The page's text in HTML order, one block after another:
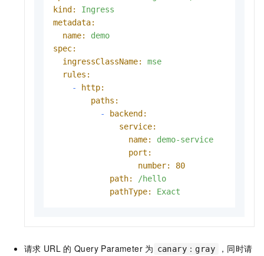
kind:
Ingress
metadata:
name:
demo
spec:
ingressClassName:
mse
rules:
-
http:
paths:
-
backend:
service:
name:
demo-service
port:
number:
80
path:
/hello
pathType:
Exact
请求 URL 的 Query Parameter 为 canary：gray
，同时请